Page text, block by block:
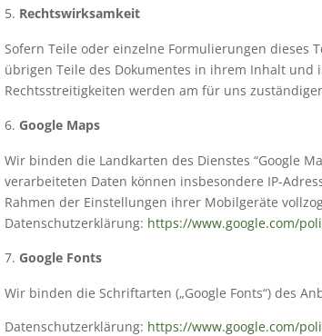
Rechtswirksamkeit
Sofern Teile oder einzelne Formulierungen
übrigen Teile des Dokumentes in ihrem Inhalt
Rechtsstreitigkeiten werden am für uns
Google Maps
Wir binden die Landkarten des Dienstes “Google
verarbeiteten Daten können insbesondere IP-
Rahmen der Einstellungen ihrer Mobilgeräte
Datenschutzerklärung: https://www.google.com/
Google Fonts
Wir binden die Schriftarten („Google Fonts“) des
Datenschutzerklärung: https://www.google.com/